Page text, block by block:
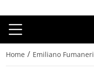
Home / Emiliano Fumaneri